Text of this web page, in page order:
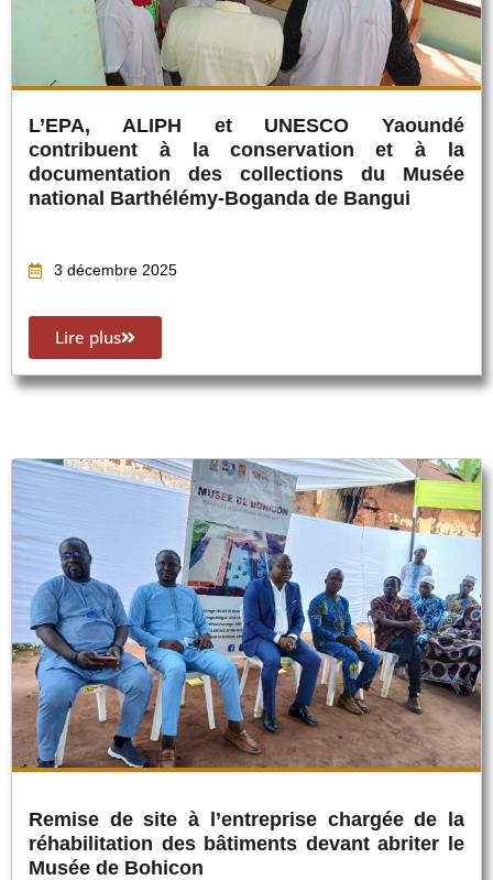
L’EPA, ALIPH et UNESCO Yaoundé
contribuent à la conservation et à la
documentation des collections du Musée
national Barthélémy-Boganda de Bangui
3 décembre 2025
Lire plus
Remise de site à l’entreprise chargée de la
réhabilitation des bâtiments devant abriter le
Musée de Bohicon